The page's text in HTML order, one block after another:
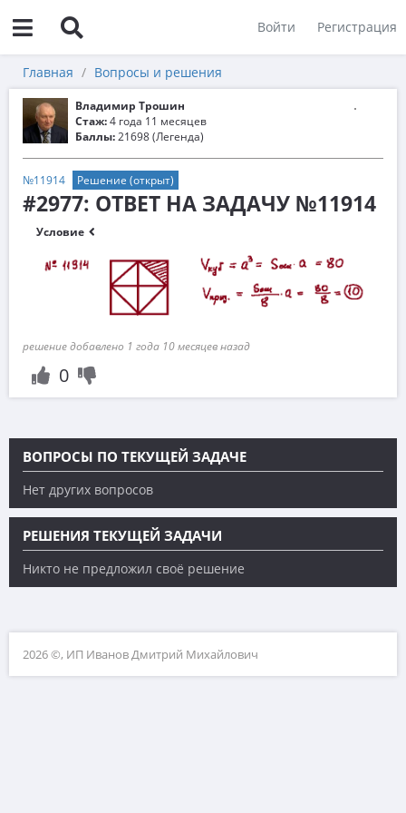
Войти Регистрация
Главная Вопросы и решения
Владимир Трошин
Стаж:4 года 11 месяцев
Баллы:21698 (Легенда)
№11914 Решение (открыт)
#2977: ОТВЕТ НА ЗАДАЧУ №11914
Условие
решение добавлено 1 года 10 месяцев назад
0
ВОПРОСЫ ПО ТЕКУЩЕЙ ЗАДАЧЕ
Нет других вопросов
РЕШЕНИЯ ТЕКУЩЕЙ ЗАДАЧИ
Никто не предложил своё решение
2026 ©, ИП Иванов Дмитрий Михайлович